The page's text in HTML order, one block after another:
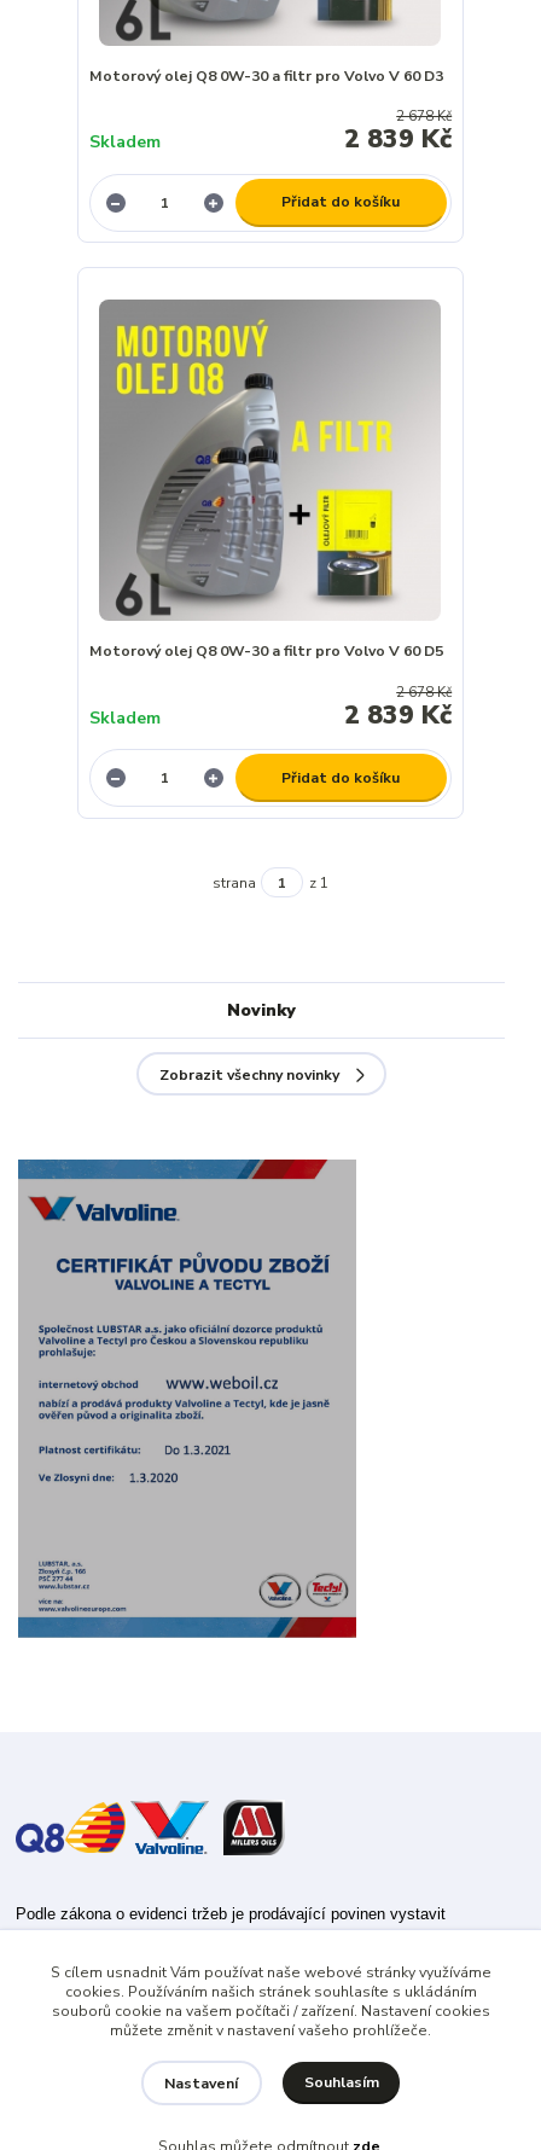
Motorový olej Q8 0W-30 a filtr pro Volvo V 60 D3
2 678 Kč
2 839 Kč
Skladem
Přidat do košíku
Motorový olej Q8 0W-30 a filtr pro Volvo V 60 D5
2 678 Kč
2 839 Kč
Skladem
Přidat do košíku
strana z 1
Novinky
Zobrazit všechny novinky
Podle zákona o evidenci tržeb je prodávající povinen vystavit
Zároveň je povinen zaevidovat přijatou tržbu u správce daně online; v
případě technického výpadku pak nejpozději do 48 hodin.
S cílem usnadnit Vám používat naše webové stránky využíváme
cookies. Používáním našich stránek souhlasíte s ukládáním
souborů cookie na vašem počítači / zařízení. Nastavení cookies
můžete změnit v nastavení vašeho prohlížeče.
Nastavení Souhlasím
Souhlas můžete odmítnout zde